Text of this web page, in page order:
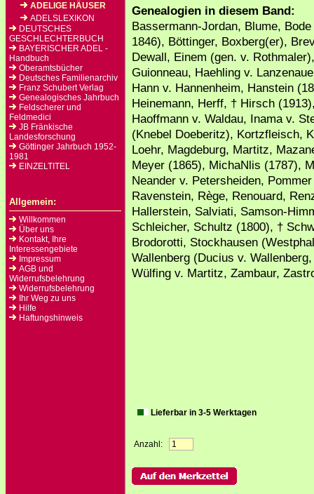
ADELIGE HÄUSER
ADELSLEXIKON
DEUTSCHES
GESCHLECHTERBUCH
BAYERISCHER ADEL -
Handbuch
Oberamtsbücher
Deutsches Familienarchiv
Franz Schubert Verlag
Genealogisches Jahrbuch
Feldscherer und
Feldmedici
JB Fränkische
Landesforschung
Göttinger Jahrbuch 1952-
1981
EINZELTITEL
Allgemein:
Willkommen
Über uns
Kontakt, Ihre
Interessengebiete
Impressum
AGB und
Widerrufsbelehrung
Widerrufsbelehrung
Ihr Weg zu uns
Hilfe
Haftungshinweis
Genealogien in diesem Band:
Bassermann-Jordan, Blume,
1846), Böttinger, Boxberg(er),
Dewall, Einem (gen. v.
Guionneau, Haehling v.
Hann v. Hannenheim, Hanstein
Heinemann, Herff, † Hirsch
Haoffmann v. Waldau, Inama v.
(Knebel Doeberitz), Kortzfleisch,
Loehr, Magdeburg, Martitz,
Meyer (1865), MichaNlis (1787),
Neander v. Petersheiden,
Ravenstein, Rège, Renouard,
Hallerstein, Salviati, Samson-
Schleicher, Schultz (1800), †
Brodorotti, Stockhausen
Wallenberg (Ducius v.
Wülfing v. Martitz, Zambaur,
Lieferbar in 3-5 Werktagen
Anzahl: